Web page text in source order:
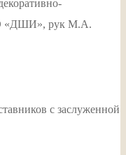
«ДШИ», рук М.А.
с заслуженной